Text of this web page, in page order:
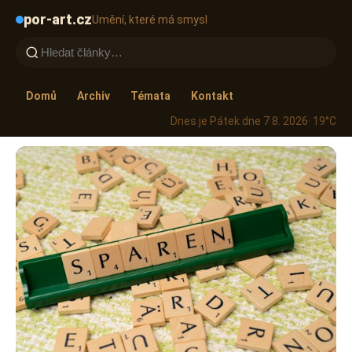
por-art.czUmění, které má smysl
Domů Archiv Témata
Kontakt
Dnes je Pátek dne 7 8. 2026· 19°C